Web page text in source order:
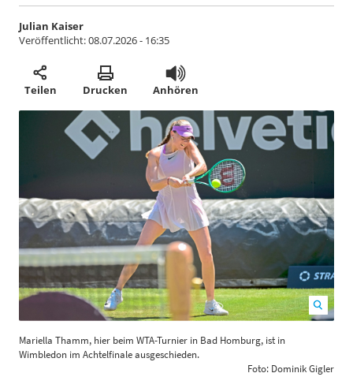
Julian Kaiser
Veröffentlicht:08.07.2026 - 16:35
Teilen Drucken Anhören
Homburg, ist in Wimbledon im Achtelfinale
1200800
Mariella Thamm, hier beim WTA-Turnier in Bad Homburg, ist in
Wimbledon im Achtelfinale ausgeschieden.
Foto: Dominik Gigler